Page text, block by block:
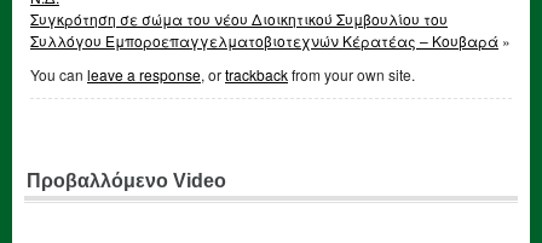
Συγκρότηση σε σώμα του νέου Διοικητικού Συμβουλίου του
Συλλόγου Εμποροεπαγγελματοβιοτεχνών Κέρατέας – Κουβαρά »
You can leave a response, ortrackbackfrom your own site.
Προβαλλόμενο Video